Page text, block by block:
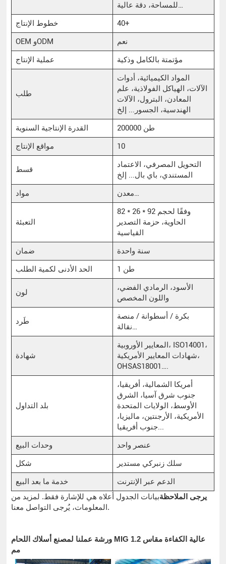
خطوط الإنتاج
40+
OEM وODM
نعم
عملية الإنتاج
مؤتمتة بالكامل وذكية
طلب
المواد الكيميائية، أدوات
الآلات، الهياكل الفولاذية، علم
المعادن، البترول، الآلات
الهندسية، الجسور... إلخ
القدرة الإنتاجية السنوية
200000 طن
مواقع الإنتاج
10
قسط
التحويل المصرفي، الاعتماد
المستندي، باي بال... إلخ
مواد
التعبئة
82 * 26 * 92 وفقًا لحجم
الحاوية، حزمة التصدير
القياسية
ضمان
سنة واحدة
الحد الأدنى لكمية الطلب
1 طن
لون
الأسود، الرمادي الفضي،
واللون المخصص
طَرد
بكرة / أسطوانة / منصة
شهادة
المعايير الأوروبية، ISO14001،
شهادات المعايير الأمريكية،
OHSAS18001….
بلد التداول
أمريكا الشمالية، أفريقيا،
جنوب شرق آسيا، الشرق
الأوسط، الولايات المتحدة
الأمريكية، الأرجنتين، ماليزيا،
وحدات البيع
عنصر واحد
شكل
سلك زنبركي مستدير
خدمة ما بعد البيع
الدعم عبر الإنترنت
يرجى الملاحظةبيانات الجدول أعلاه هي للإشارة فقط. لمزيد من
المعلومات، يُرجى التواصل معنا.
ورشة عملنا لمصنع أسلاك اللحام MIG عالية الكفاءة مقاس 1.2
مم